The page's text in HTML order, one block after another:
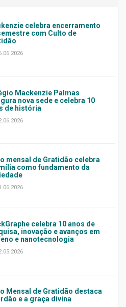
celebra encerramento
com Culto de
Mackenzie Palmas
nova sede e celebra 10
de história
mensal de Gratidão celebra
como fundamento da
celebra 10 anos de
inovação e avanços em
e nanotecnologia
Mensal de Gratidão destaca
e a graça divina